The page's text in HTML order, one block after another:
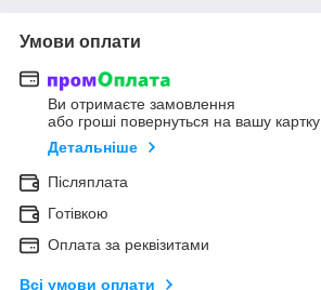
Умови оплати
Ви отримаєте замовлення
або гроші повернуться на вашу картку
Детальніше
Післяплата
Готівкою
Оплата за реквізитами
Всі умови оплати